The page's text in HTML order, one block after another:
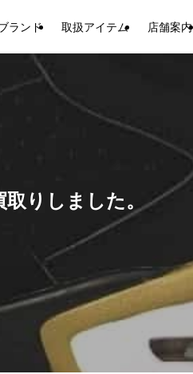
ランド 取扱アイテム 店舗案内
取りしました。